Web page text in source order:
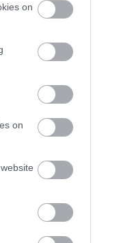
on
on
vagy a
nyerhetünk a